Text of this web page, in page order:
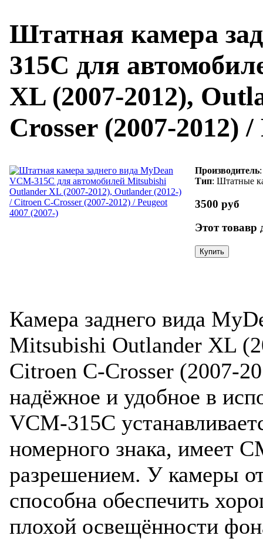
Штатная камера
315C для
XL (2007-2012),
Crosser (2007-2012)
Производитель
Тип: Штатные
3500 руб
Этот товавр
Камера заднего вида
Mitsubishi Outlander XL
Citroen C-Crosser (2007-
надёжное и удобное в
VCM-315C
номерного знака, имеет
разрешением. У камеры
способна обеспечить
плохой освещённости